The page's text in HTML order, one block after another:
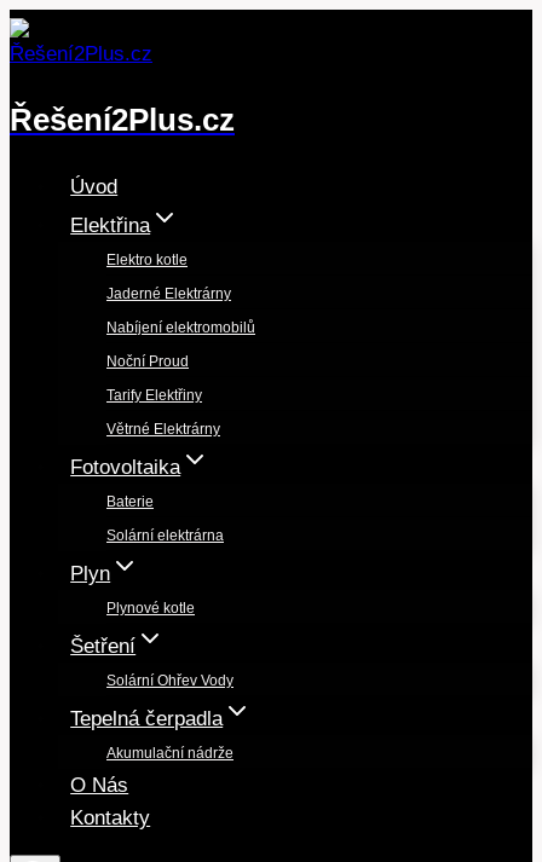
Přeskočit
na
Řešení2Plus.cz
Úvod
Elektřina
Elektro kotle
Jaderné Elektrárny
Nabíjení elektromobilů
Noční Proud
Tarify Elektřiny
Větrné Elektrárny
Fotovoltaika
Baterie
Solární elektrárna
Plyn
Plynové kotle
Šetření
Solární Ohřev Vody
Tepelná čerpadla
Akumulační nádrže
O Nás
Kontakty